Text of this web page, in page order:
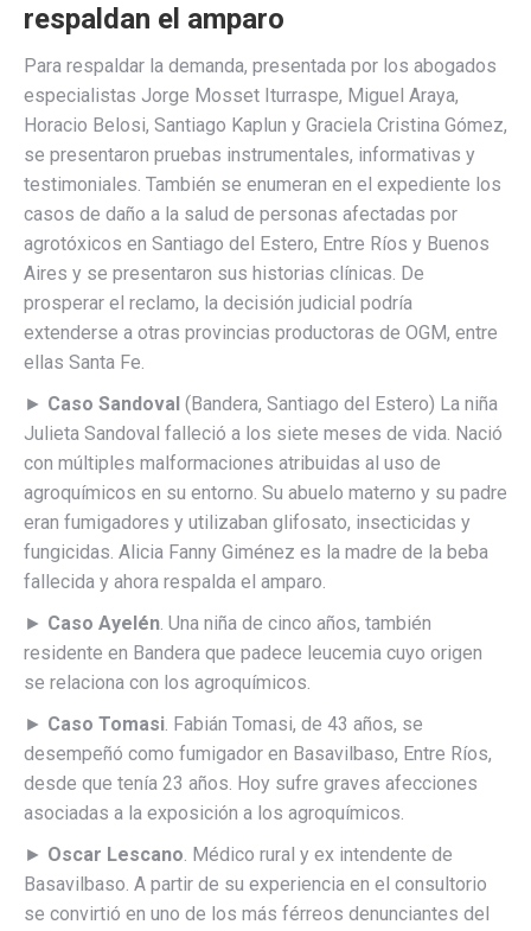
respaldan el amparo
Para respaldar la demanda, presentada por los abogados
especialistas Jorge Mosset Iturraspe, Miguel Araya,
Horacio Belosi, Santiago Kaplun y Graciela Cristina Gómez,
se presentaron pruebas instrumentales, informativas y
testimoniales. También se enumeran en el expediente los
casos de daño a la salud de personas afectadas por
agrotóxicos en Santiago del Estero, Entre Ríos y Buenos
Aires y se presentaron sus historias clínicas. De
prosperar el reclamo, la decisión judicial podría
extenderse a otras provincias productoras de OGM, entre
ellas Santa Fe.
► Caso Sandoval (Bandera, Santiago del Estero) La niña
Julieta Sandoval falleció a los siete meses de vida. Nació
con múltiples malformaciones atribuidas al uso de
agroquímicos en su entorno. Su abuelo materno y su padre
eran fumigadores y utilizaban glifosato, insecticidas y
fungicidas. Alicia Fanny Giménez es la madre de la beba
fallecida y ahora respalda el amparo.
► Caso Ayelén. Una niña de cinco años, también
residente en Bandera que padece leucemia cuyo origen
se relaciona con los agroquímicos.
► Caso Tomasi. Fabián Tomasi, de 43 años, se
desempeñó como fumigador en Basavilbaso, Entre Ríos,
desde que tenía 23 años. Hoy sufre graves afecciones
asociadas a la exposición a los agroquímicos.
► Oscar Lescano. Médico rural y ex intendente de
Basavilbaso. A partir de su experiencia en el consultorio
se convirtió en uno de los más férreos denunciantes del